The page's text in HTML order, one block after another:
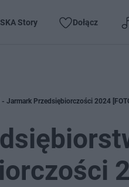
Story Dołącz
Jarmark Przedsiębiorczości 2024